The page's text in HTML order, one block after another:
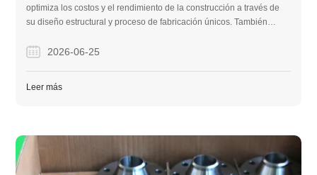
optimiza los costos y el rendimiento de la construcción a través de
su diseño estructural y proceso de fabricación únicos. También
australiano para demostrar la confiabilidad del material y las
2026-06-25
Leer más